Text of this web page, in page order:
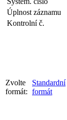
Úplnost záznamu
Kontrolní č.
Zvolte
formát:
Standardní
formát